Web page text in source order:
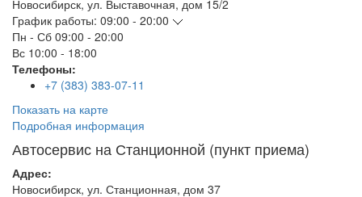
Новосибирск, ул. Выставочная, дом 15/2
График работы: 09:00 - 20:00
Пн - Сб 09:00 - 20:00
Вс 10:00 - 18:00
Телефоны:
+7 (383) 383-07-11
Показать на карте
Подробная информация
Автосервис на Станционной (пункт приема)
Адрес:
Новосибирск, ул. Станционная, дом 37